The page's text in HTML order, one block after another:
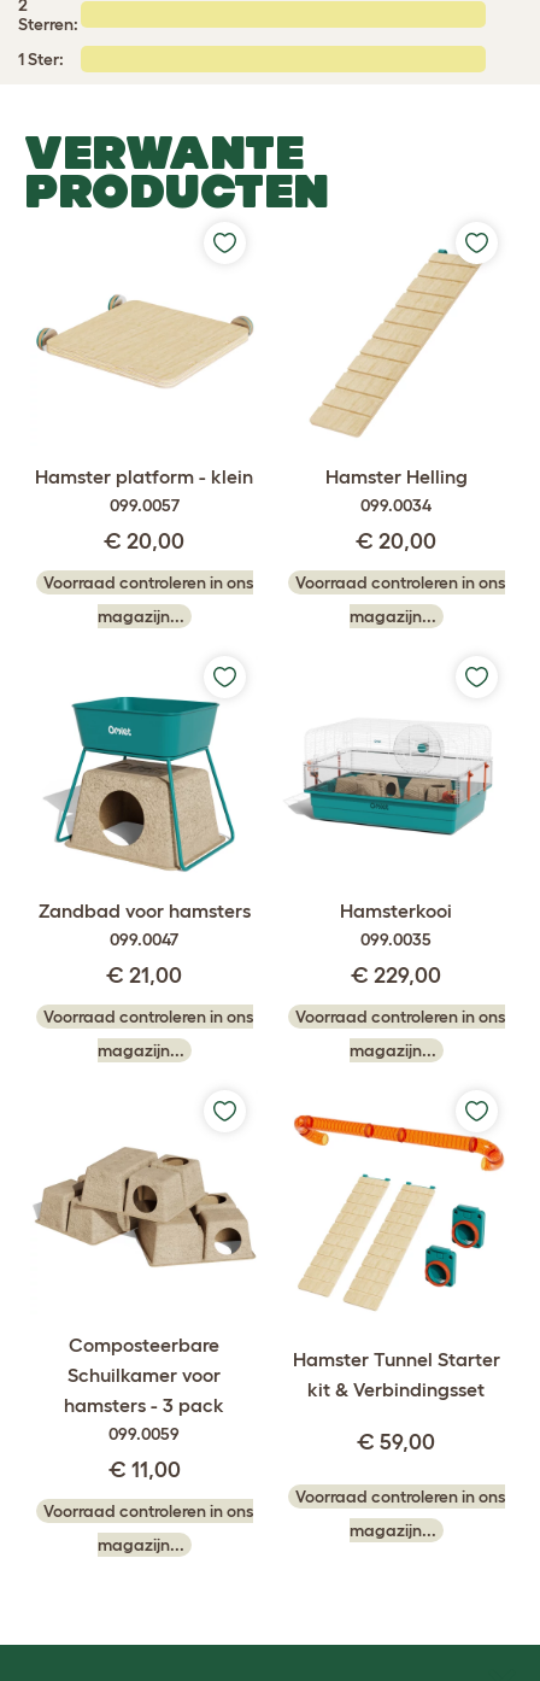
2
Sterren:
1 Ster:
VERWANTE
PRODUCTEN
Hamster platform - klein
099.0057
€ 20,00
Voorraad controleren in ons
magazijn...
Hamster Helling
099.0034
€ 20,00
Voorraad controleren in ons
magazijn...
Zandbad voor hamsters
099.0047
€ 21,00
Voorraad controleren in ons
magazijn...
Hamsterkooi
099.0035
€ 229,00
Voorraad controleren in ons
magazijn...
Composteerbare
Schuilkamer voor
hamsters - 3 pack
099.0059
€ 11,00
Voorraad controleren in ons
magazijn...
Hamster Tunnel Starter
kit & Verbindingsset
€ 59,00
Voorraad controleren in ons
magazijn...